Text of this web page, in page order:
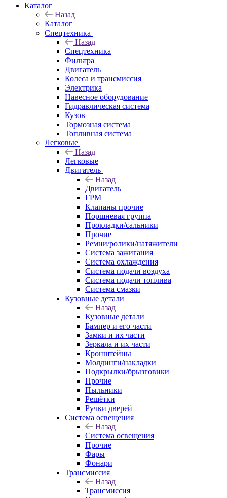
Каталог
Назад
Каталог
Спецтехника
Назад
Спецтехника
Фильтра
Двигатель
Колеса и трансмиссия
Электрика
Навесное оборудование
Гидравлическая система
Кузов
Тормозная система
Топливная система
Легковые
Назад
Легковые
Двигатель
Назад
Двигатель
ГРМ
Клапаны прочие
Поршневая группа
Прокладки/сальники
Прочие
Ремни/ролики/натяжители
Система зажигания
Система охлаждения
Система подачи воздуха
Система подачи топлива
Система смазки
Кузовные детали
Назад
Кузовные детали
Бампер и его части
Замки и их части
Зеркала и их части
Кронштейны
Молдинги/накладки
Подкрылки/брызговики
Прочие
Пыльники
Решётки
Ручки дверей
Система освещения
Назад
Система освещения
Прочие
Фары
Фонари
Трансмиссия
Назад
Трансмиссия